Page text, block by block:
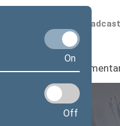
On
Off
Scheduled
Seimas I